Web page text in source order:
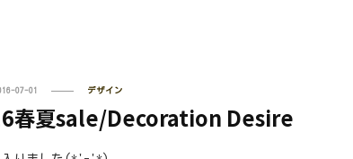
07-01 デザイン
春夏sale/Decoration Desire